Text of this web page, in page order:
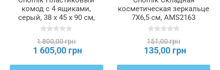
комод с 4 ящиками,
серый, 38 x 45 x 90 см,
Rattan, KAS0357/4A
1 800,00 грн
1 605,00 грн
косметическая зеркальце
7X6,5 см, AMS2163
151,00 грн
135,00 грн